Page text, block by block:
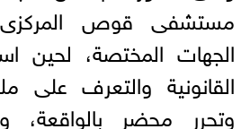
مستشفى قوص
الجهات المختصة، لحين
القانونية والتعرف على
وتحرر محضر بالواقعة،